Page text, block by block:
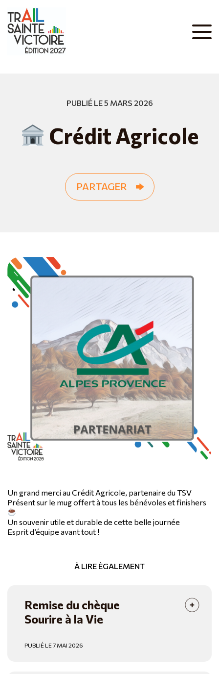
PUBLIÉ LE 5 MARS 2026
Crédit Agricole
PARTAGER
Un grand merci au Crédit Agricole, partenaire du TSV
Présent sur le mug offert à tous les bénévoles et finishers
Un souvenir utile et durable de cette belle journée
Esprit d’équipe avant tout !
À LIRE ÉGALEMENT
Remise du chèque
Sourire à la Vie
PUBLIÉ LE 7 MAI 2026